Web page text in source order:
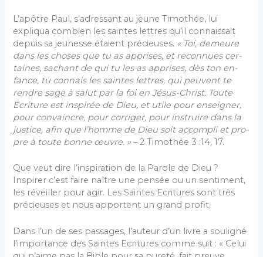
L’apôtre Paul, s’adressant au jeune Timothée, lui
expliqua combien les saintes lettres qu’il connaissait
depuis sa jeunesse étaient précieuses. « Toi, demeure
dans les choses que tu as apprises, et reconnues cer­
taines, sachant de qui tu les as apprises, dès ton en­
fance, tu connais les saintes lettres, qui peuvent te
rendre sage à salut par la foi en Jésus-Christ. Toute
Ecriture est inspirée de Dieu, et utile pour enseigner,
pour convaincre, pour corriger, pour instruire dans la
justice, afin que l’homme de Dieu soit accompli et pro­
pre à toute bonne œuvre. » – 2 Timothée 3 :14, 17.
Que veut dire l’inspiration de la Parole de Dieu ?
Inspirer c’est faire naître une pensée ou un sentiment,
les réveiller pour agir. Les Saintes Ecritures sont très
précieuses et nous apportent un grand profit.
Dans l’un de ses passages, l’auteur d’un livre a souligné
l’importance des Saintes Ecritures comme suit : « Celui